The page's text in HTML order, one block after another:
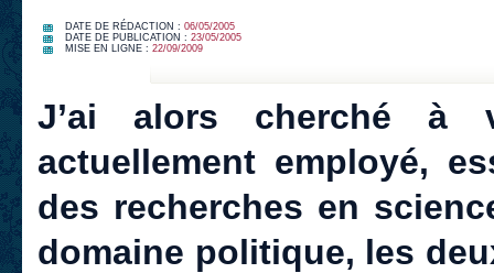
DATE DE RÉDACTION : 06/05/2005
DATE DE PUBLICATION : 23/05/2005
MISE EN LIGNE : 22/09/2009
J’ai alors cherché à
actuellement employé,
des recherches en
domaine politique, les